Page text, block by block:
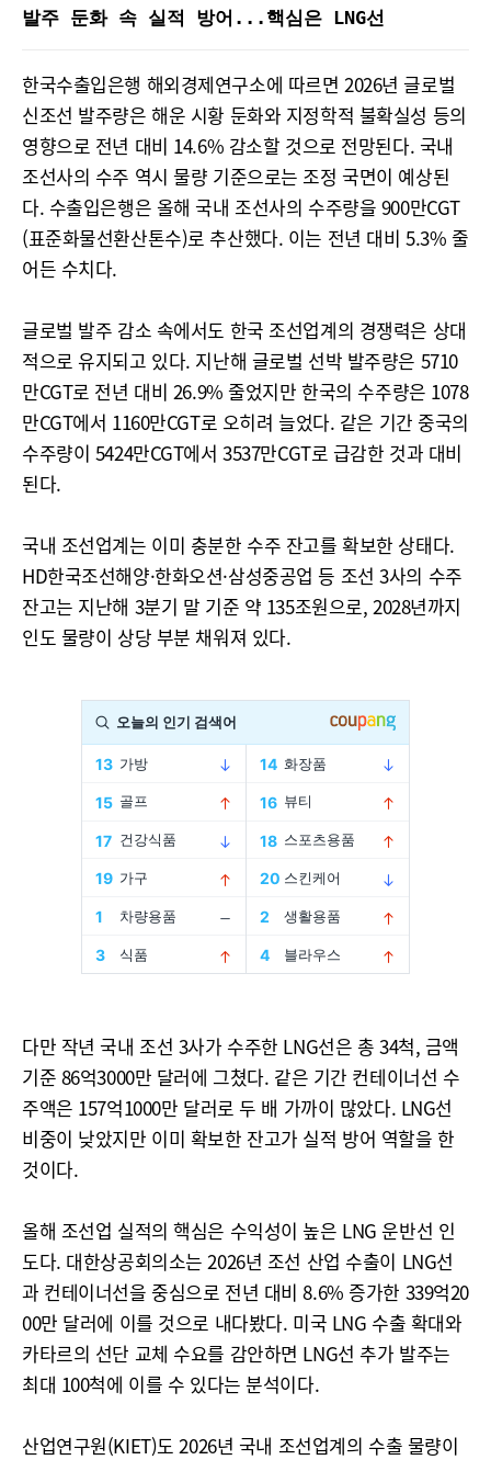
발주 둔화 속 실적 방어...핵심은 LNG선
한국수출입은행 해외경제연구소에 따르면 2026년 글로벌
신조선 발주량은 해운 시황 둔화와 지정학적 불확실성 등의
영향으로 전년 대비 14.6% 감소할 것으로 전망된다. 국내
조선사의 수주 역시 물량 기준으로는 조정 국면이 예상된
다. 수출입은행은 올해 국내 조선사의 수주량을 900만CGT
(표준화물선환산톤수)로 추산했다. 이는 전년 대비 5.3% 줄
어든 수치다.
글로벌 발주 감소 속에서도 한국 조선업계의 경쟁력은 상대
적으로 유지되고 있다. 지난해 글로벌 선박 발주량은 5710
만CGT로 전년 대비 26.9% 줄었지만 한국의 수주량은 1078
만CGT에서 1160만CGT로 오히려 늘었다. 같은 기간 중국의
수주량이 5424만CGT에서 3537만CGT로 급감한 것과 대비
된다.
국내 조선업계는 이미 충분한 수주 잔고를 확보한 상태다.
HD한국조선해양·한화오션·삼성중공업 등 조선 3사의 수주
잔고는 지난해 3분기 말 기준 약 135조원으로, 2028년까지
인도 물량이 상당 부분 채워져 있다.
다만 작년 국내 조선 3사가 수주한 LNG선은 총 34척, 금액
기준 86억3000만 달러에 그쳤다. 같은 기간 컨테이너선 수
주액은 157억1000만 달러로 두 배 가까이 많았다. LNG선
비중이 낮았지만 이미 확보한 잔고가 실적 방어 역할을 한
것이다.
올해 조선업 실적의 핵심은 수익성이 높은 LNG 운반선 인
도다. 대한상공회의소는 2026년 조선 산업 수출이 LNG선
과 컨테이너선을 중심으로 전년 대비 8.6% 증가한 339억20
00만 달러에 이를 것으로 내다봤다. 미국 LNG 수출 확대와
카타르의 선단 교체 수요를 감안하면 LNG선 추가 발주는
최대 100척에 이를 수 있다는 분석이다.
산업연구원(KIET)도 2026년 국내 조선업계의 수출 물량이